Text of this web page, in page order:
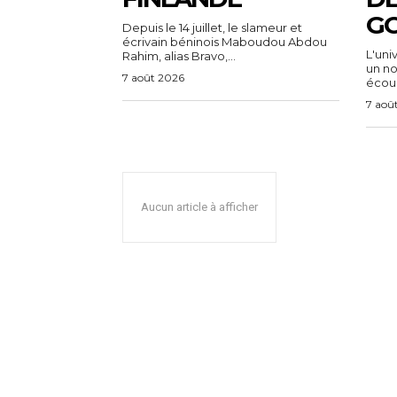
Depuis le 14 juillet, le slameur et
écrivain béninois Maboudou Abdou
Rahim, alias Bravo,...
7 août 2026
un
7
Aucun article à afficher